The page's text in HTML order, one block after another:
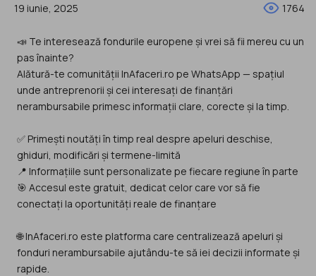
19 iunie, 2025 1764
📣 Te interesează fondurile europene și vrei să fii mereu cu un
pas înainte?
Alătură-te comunității InAfaceri.ro pe WhatsApp — spațiul
unde antreprenorii și cei interesați de finanțări
nerambursabile primesc informații clare, corecte și la timp.
✅ Primești noutăți în timp real despre apeluri deschise,
ghiduri, modificări și termene-limită
📍 Informațiile sunt personalizate pe fiecare regiune în parte
🎯 Accesul este gratuit, dedicat celor care vor să fie
conectați la oportunități reale de finanțare
🌐 InAfaceri.ro este platforma care centralizează apeluri și
fonduri nerambursabile ajutându-te să iei decizii informate și
rapide.